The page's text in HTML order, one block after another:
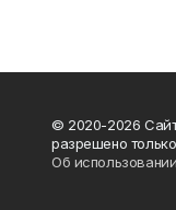
© 2020-2026
разрешено
Об